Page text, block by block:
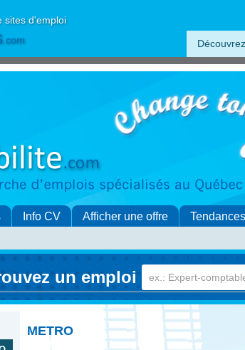
sites d'emploi
.com
Info CV Afficher une offre Tendances
un emploi
METRO